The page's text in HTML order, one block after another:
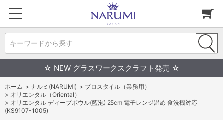
キーワードから探す
☆ NEW グラスワークスクラフト発売 ☆
ホーム > ナルミ(NARUMI) > プロスタイル（業務用）
> オリエンタル（Oriental）
> オリエンタル ディープボウル(藍泡) 25cm 電子レンジ温め 食洗機対応
(KS9107-1005)